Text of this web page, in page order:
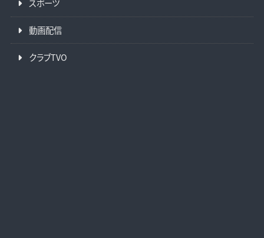
スポーツ
動画配信
クラブTVO